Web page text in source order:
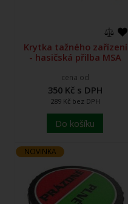
Krytka tažného zařízení
- hasičská přilba MSA
cena od
350 Kč s DPH
289 Kč bez DPH
Do košíku
NOVINKA